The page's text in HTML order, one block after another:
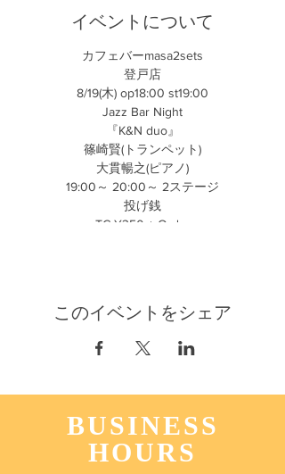
イベントについて
カフェバーmasa2sets
登戸店
8/19(木) op18:00 st19:00
Jazz Bar Night
『K&N duo』
篠崎賢(トランペット)
大貫暢之(ピアノ)
19:00～ 20:00～ 2ステージ
投げ銭
TC ¥350 + Order
このイベントをシェア
BUSINESS
HOURS